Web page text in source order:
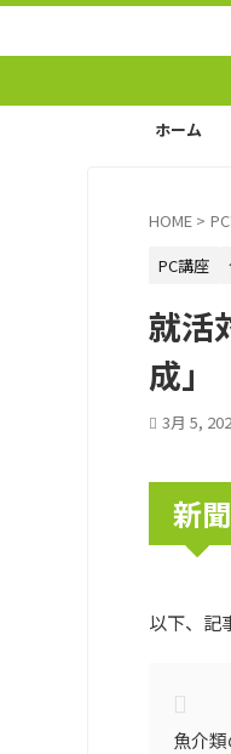
公式LINE
ホーム
HOME >
PC講座
就活
成」
3月 5,
新
以下、記
魚介